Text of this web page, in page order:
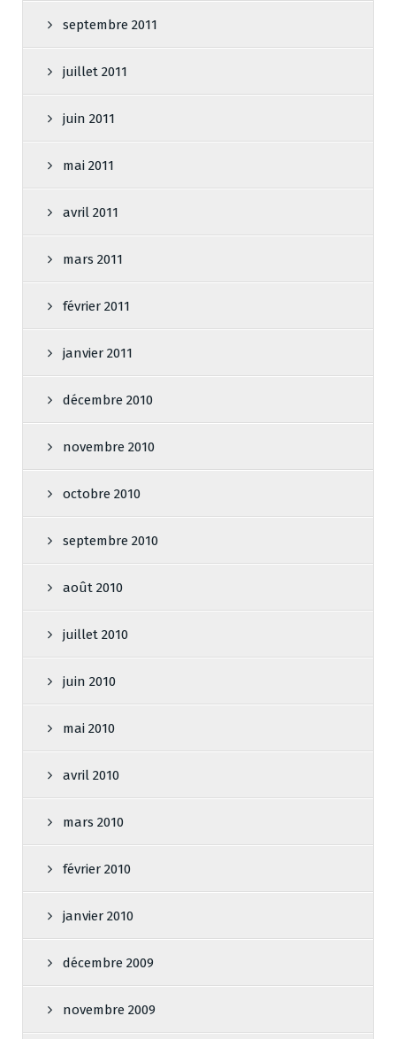
septembre 2011
juillet 2011
juin 2011
mai 2011
avril 2011
mars 2011
février 2011
janvier 2011
décembre 2010
novembre 2010
octobre 2010
septembre 2010
août 2010
juillet 2010
juin 2010
mai 2010
avril 2010
mars 2010
février 2010
janvier 2010
décembre 2009
novembre 2009